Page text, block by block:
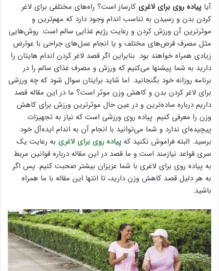
آیا پیاده روی برای لاغری کارساز است؟ راه‌های مختلفی برای لاغر
کردن بدن و رسیدن به تناسب اندام وجود دارد که مهم‌ترین و
موثر‌ترین آن ورزش کردن و رعایت رژیم غذایی سالم است. روش‌هایی
مثل مصرف قرص‌های مختلف و یا انجام عمل‌های جراحی با عوارض
زیادی همراه خواهند بود. بنابراین اگر قصد لاغر کردن اندام هایتان را
دارید به شما پیشنها می‌کنیم که ورزش و مصرف غذای سالم را در
برنامه روزانه خود بگنجانید. اما شاید برایتان سوال شود که چه ورزشی
برای لاغر کردن بدن و کاهش وزن موثر است؟ ما در این مقاله قصد
داریم درباره ساده‌ترین و در عین حال موثرترین ورزش برای کاهش
وزن را معرفی کنیم. پیاده روی ورزشی است که نیاز به تجهیزات
پیچیده‌ای ندارد و شما می‌توانید با انجام آن به اندام ایده‌آل خود
برسید. البته فراموش نکنید که پیاده روی برای لاغری به رعایت یک
سری قواعد نیازمند است و ما قصد در این مقاله درباره قوانین مربط
به پیاده روی برای لاغری با شما عزیزان بیشتر صحبت کنیم. پس اگر
به هر دلیل قصد کاهش وزن دارید، تا انتها این مقاله با ما همراه
باشید.